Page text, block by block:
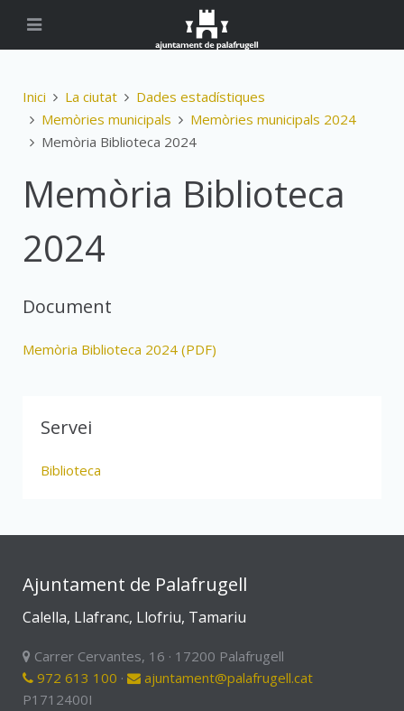
Inici La ciutat
Dades estadístiques
Memòries municipals
Memòries municipals 2024
Memòria Biblioteca 2024
Memòria Biblioteca
2024
Document
Memòria Biblioteca 2024 (PDF)
Servei
Biblioteca
Ajuntament de Palafrugell
Calella, Llafranc, Llofriu, Tamariu
Carrer Cervantes, 16 · 17200 Palafrugell
972 613 100 ·
ajuntament@palafrugell.cat
P1712400I